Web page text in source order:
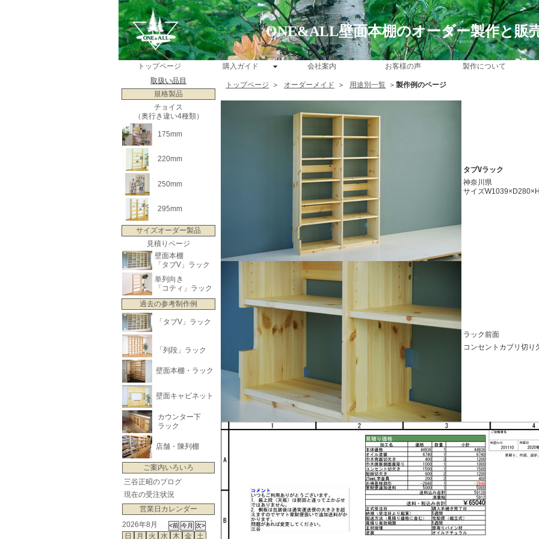
ONE&ALL壁面本棚のオーダー製作と販
トップページ 購入ガイド 会社案内 お客様の声
製作について
取扱い品目
規格製品
チョイス
（奥行き違い4種類）
175mm
220mm
250mm
295mm
サイズオーダー製品
見積りページ
壁面本棚
「タブV」ラック
単列向き
「コティ」ラック
過去の参考制作例
「タブV」ラック
「列段」ラック
壁面本棚・ラック
壁面キャビネット
カウンター下
ラック
店舗・陳列棚
ご案内いろいろ
三谷正昭のブログ
現在の受注状況
営業日カレンダー
2026年8月
日
月 火 水 木 金 土
トップページ ＞ オーダーメイド ＞ 用途別一覧 ＞ 製作例のページ
タブVラック
神奈川県
サイズ
ラック前面
コンセントカブリ切り